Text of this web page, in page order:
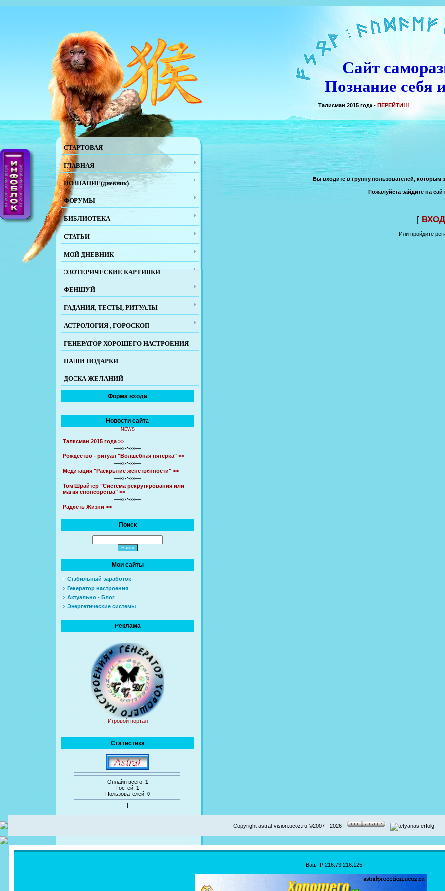
Сайт
Познание себя
Талисман 2015 года - ПЕРЕЙТИ!!!
СТАРТОВАЯ
ГЛАВНАЯ
ПОЗНАНИЕ(дневник)
ФОРУМЫ
БИБЛИОТЕКА
СТАТЬИ
МОЙ ДНЕВНИК
ЭЗОТЕРИЧЕСКИЕ КАРТИНКИ
ФЕНШУЙ
ГАДАНИЯ, ТЕСТЫ, РИТУАЛЫ
АСТРОЛОГИЯ , ГОРОСКОП
ГЕНЕРАТОР ХОРОШЕГО НАСТРОЕНИЯ
НАШИ ПОДАРКИ
ДОСКА ЖЕЛАНИЙ
Форма входа
Новости сайта
NEWS
Талисман 2015 года >>
—«‹-:-›»—
Рождество - ритуал "Волшебная пятерка" >>
—«‹-:-›»—
Медитация "Раскрытие женственности" >>
—«‹-:-›»—
Том Шрайтер "Система рекрутирования или
магия спонсорства" >>
—«‹-:-›»—
Радость Жизни >>
Поиск
Мои сайты
Стабильный заработок
Генератор настроения
Актуально - Блог
Энергетические системы
Реклама
Игровой портал
Статистика
Онлайн всего: 1
Гостей: 1
Пользователей: 0
Вы входите в группу пользователей, которым
Пожалуйста зайдите на
[ ВХОД
Или пройдите
Copyright astral-vision.ucoz.ru ©2007 - 2026 |
Ваш IP 216.73.216.125